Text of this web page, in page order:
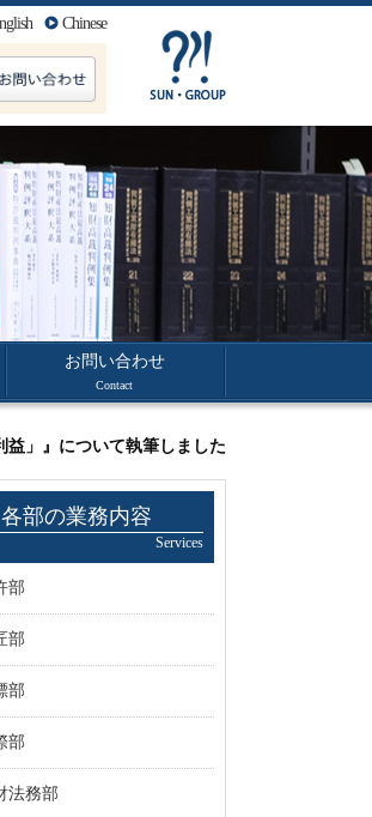
Chinese
お問い合わせ
Contact
益」』について執筆しました
各部の業務内容
Services
部
部
部
部
法務部